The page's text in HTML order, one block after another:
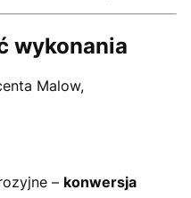
wykonania
Malow,
– konwersja